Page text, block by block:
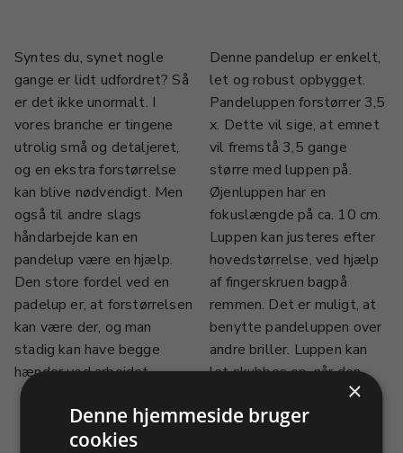
Syntes du, synet nogle
gange er lidt udfordret? Så
er det ikke unormalt. I
vores branche er tingene
utrolig små og detaljeret,
og en ekstra forstørrelse
kan blive nødvendigt. Men
også til andre slags
håndarbejde kan en
pandelup være en hjælp.
Den store fordel ved en
padelup er, at forstørrelsen
kan være der, og man
stadig kan have begge
hænder ved arbejdet.
Denne pandelup er enkelt,
let og robust opbygget.
Pandeluppen forstørrer 3,5
x. Dette vil sige, at emnet
vil fremstå 3,5 gange
større med luppen på.
Øjenluppen har en
fokuslængde på ca. 10 cm.
Luppen kan justeres efter
hovedstørrelse, ved hjælp
af fingerskruen bagpå
remmen. Det er muligt, at
benytte pandeluppen over
andre briller. Luppen kan
let skubbes op, når den
×
Denne hjemmeside bruger
cookies